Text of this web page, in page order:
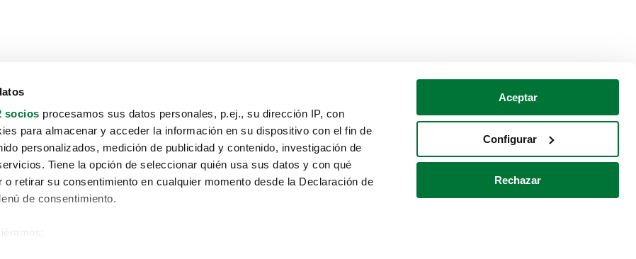
socios procesamos sus datos personales, p.ej., su dirección IP, con
para almacenar y acceder la información en su dispositivo con el fin de
personalizados, medición de publicidad y contenido, investigación de
Tiene la opción de seleccionar quién usa sus datos y con qué
o retirar su consentimiento en cualquier momento desde la Declaración de
de consentimiento.
Aceptar
Configurar
Rechazar